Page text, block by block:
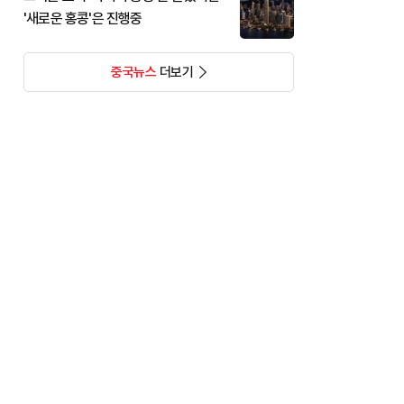
'새로운 홍콩'은 진행중
중국뉴스더보기